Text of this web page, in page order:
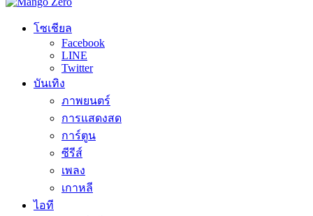
โซเชียล
Facebook
LINE
Twitter
บันเทิง
ภาพยนตร์
การแสดงสด
การ์ตูน
ซีรีส์
เพลง
เกาหลี
ไอที